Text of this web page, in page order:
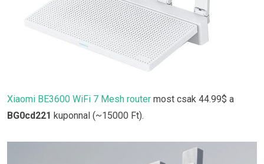
Xiaomi BE3600 WiFi 7 Mesh router most csak 44.99$ a
BG0cd221 kuponnal (~15000 Ft).